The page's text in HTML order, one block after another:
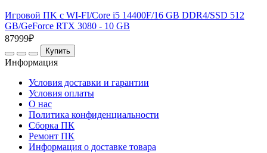
Игровой ПK с WI-FI/Core i5 14400F/16 GB DDR4/SSD 512
GB/GeForce RTX 3080 - 10 GB
87999₽
Купить
Информация
Условия доставки и гарантии
Условия оплаты
О нас
Политика конфиденциальности
Сборка ПК
Ремонт ПК
Информация о доставке товара